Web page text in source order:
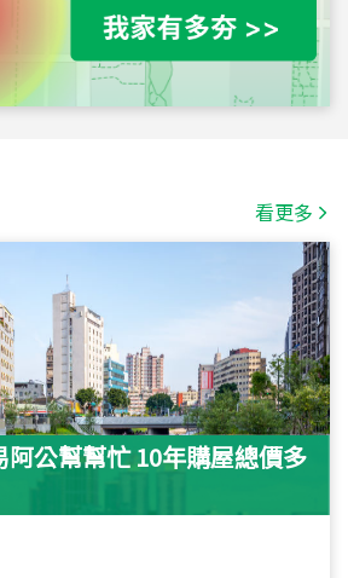
看更多
公幫幫忙 10年購屋總價多